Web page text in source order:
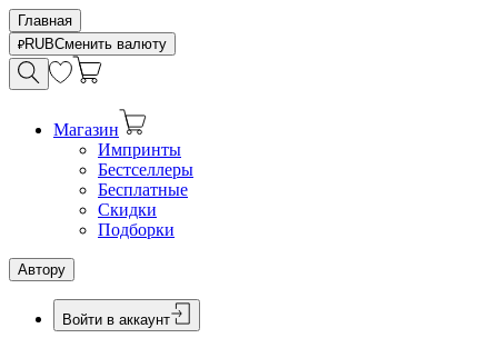
Главная
RUBСменить валюту
Магазин
Импринты
Бестселлеры
Бесплатные
Скидки
Подборки
Автору
Войти в аккаунт